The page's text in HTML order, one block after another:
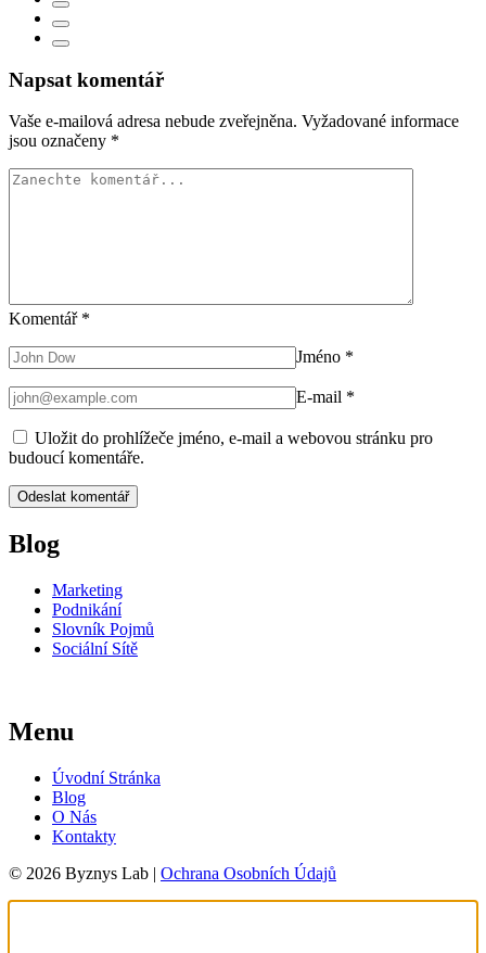
Napsat komentář
Vaše e-mailová adresa nebude zveřejněna. Vyžadované informace
jsou označeny *
Komentář *
Jméno *
E-mail *
Uložit do prohlížeče jméno, e-mail a webovou stránku pro
budoucí komentáře.
Blog
Marketing
Podnikání
Slovník Pojmů
Sociální Sítě
Menu
Úvodní Stránka
Blog
O Nás
Kontakty
© 2026 Byznys Lab | Ochrana Osobních Údajů